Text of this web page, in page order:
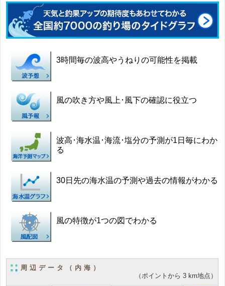
3時間毎の波高やうねりの可能性を掲載
風の吹き方や風上･風下の確認に役立つ
波高･海水温･海流･塩分の予測が1日毎にわか
る
30日先の海水温の予測や過去の情報がわかる
風の特徴が1つの図でわかる
周辺データ（内海）
（ポイントから 3 km地点）